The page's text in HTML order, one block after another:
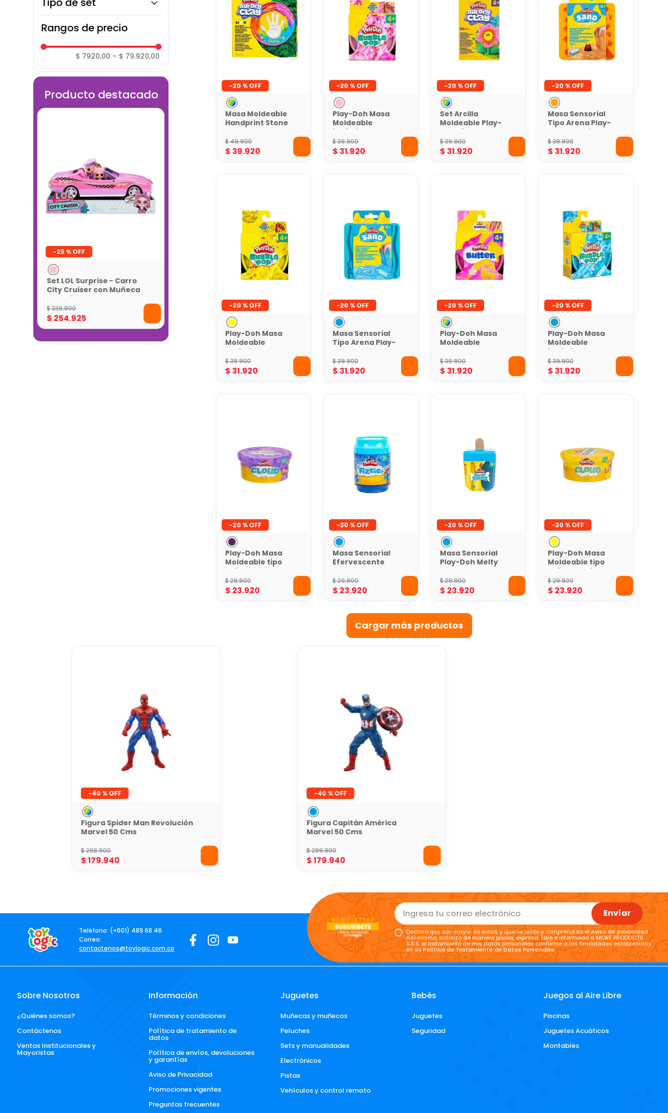
Moldeables
Rangos de precio
$ 7920,00 – $ 79.920,00
Producto destacado
-25 %
Set LOL Surprise - Carro
City Cruiser con Muñeca
Exclusiva
$339.900
$254.925
-20 %
Masa Moldeable
Handprint Stone
$49.900
$ 39.920
-20 %
Play-Doh Masa
Moldeable
burbujeante
sensorial
$39.900
$ 31.920
-20 %
Set Arcilla
Moldeable Play-
Doh Air Dry Clay
Buddy para
Figuras
$39.900
$ 31.920
-20 %
Masa Sensorial
Tipo Arena Play-
Doh Naranja
$39.900
$ 31.920
-20 %
Play-Doh Masa
Moldeable
Burbujeante
Sensorial Banana
$39.900
$ 31.920
-20 %
Masa Sensorial
Tipo Arena Play-
the Sea
$39.900
$ 31.920
-20 %
Play-Doh Masa
Moldeable
mantequilla
Rainbow
$39.900
$ 31.920
-20 %
Play-Doh Masa
Moldeable
burbujeante Azul
$39.900
$ 31.920
-20 %
Play-Doh Masa
Moldeable tipo
nube Morada
$29.900
$ 23.920
-20 %
Masa Sensorial
Efervescente
Limonada de
Mora Azul
$29.900
$ 23.920
-20 %
Masa Sensorial
Play-Doh Melty
Blizzard
$29.900
$ 23.920
-20 %
Play-Doh Masa
Moldeable tipo
nube Amarilla
$29.900
$ 23.920
-40 %
Figura Spider Man Revolución
Marvel 50 Cms
$299.900
$179.940
-40 %
Figura Capitán América
Marvel 50 Cms
$299.900
$179.940
Teléfono: (+601) 489 68 46
Correo:
contactenos@toylogic.com.co
Envíar
Declaro que soy mayor de edad, y que he leído y comprendido elAviso de privacidad.
Así mismo, autorizo de manera previa, expresa, libre e informada a MORE PRODUCTS
S.A.S. el tratamiento de mis datos personales conforme a las finalidades establecidas
en suPolítica de Tratamiento de Datos Personales.
Sobre Nosotros
¿Quiénes somos?
Contáctenos
Ventas Institucionales y
Mayoristas
Información
Términos y condiciones
Política de tratamiento de
datos
Política de envíos, devoluciones
y garantías
Aviso de Privacidad
Promociones vigentes
Preguntas frecuentes
Juguetes
Muñecas y muñecos
Peluches
Sets y manualidades
Electrónicos
Pistas
Vehículos y control remoto
Bebés
Juguetes
Seguridad
Juegos al Aire Libre
Piscinas
Juguetes Acuáticos
Montables